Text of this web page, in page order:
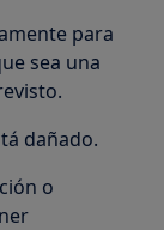
para
sea una
dañado.
o